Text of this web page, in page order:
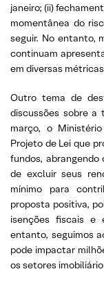
janeiro; (ii)
momentânea do
seguir. No entanto,
continuam
em diversas
Outro tema de
discussões sobre a
março, o
Projeto de Lei que
fundos,
de excluir seus
mínimo para
proposta positiva,
isenções fiscais e
entanto, seguimos
pode impactar
os setores